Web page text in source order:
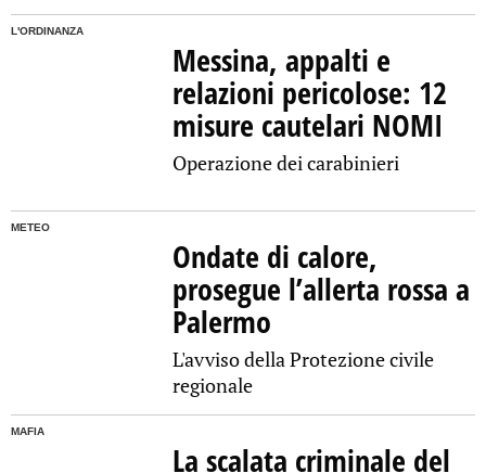
L'ORDINANZA
Messina, appalti e
relazioni pericolose: 12
misure cautelari NOMI
Operazione dei carabinieri
METEO
Ondate di calore,
prosegue l’allerta rossa a
Palermo
L'avviso della Protezione civile
regionale
MAFIA
La scalata criminale del